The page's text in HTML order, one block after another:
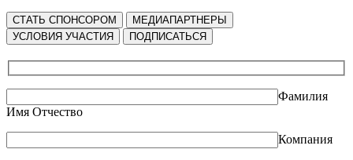
СТАТЬ СПОНСОРОМ
МЕДИАПАРТНЕРЫ
УСЛОВИЯ УЧАСТИЯ
ПОДПИСАТЬСЯ
Фамилия
Имя Отчество
Компания